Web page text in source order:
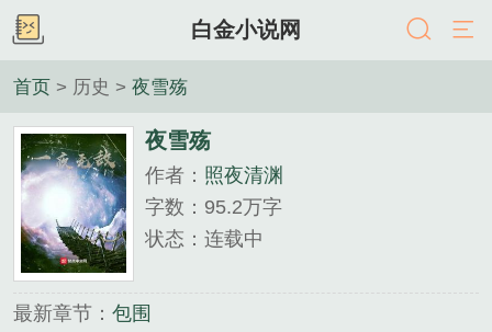
白金小说网
首页 > 历史 > 夜雪殇
夜雪殇
作者： 照夜清渊
字数：95.2万字
状态：连载中
最新章节： 包围